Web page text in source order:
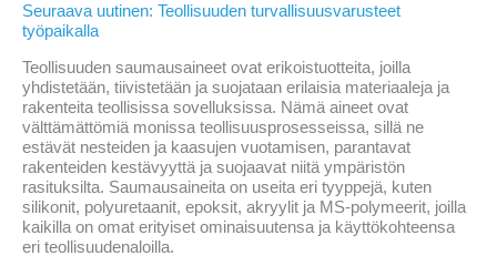
Seuraava uutinen: Teollisuuden turvallisuusvarusteet
työpaikalla
Teollisuuden saumausaineet ovat erikoistuotteita, joilla
yhdistetään, tiivistetään ja suojataan erilaisia materiaaleja ja
rakenteita teollisissa sovelluksissa. Nämä aineet ovat
välttämättömiä monissa teollisuusprosesseissa, sillä ne
estävät nesteiden ja kaasujen vuotamisen, parantavat
rakenteiden kestävyyttä ja suojaavat niitä ympäristön
rasituksilta. Saumausaineita on useita eri tyyppejä, kuten
silikonit, polyuretaanit, epoksit, akryylit ja MS-polymeerit, joilla
kaikilla on omat erityiset ominaisuutensa ja käyttökohteensa
eri teollisuudenaloilla.